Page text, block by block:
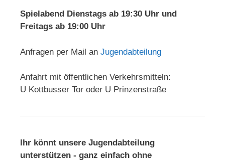
Spielabend Dienstags ab 19:30 Uhr und
Freitags ab 19:00 Uhr
Anfragen per Mail an Jugendabteilung
Anfahrt mit öffentlichen Verkehrsmitteln:
U Kottbusser Tor oder U Prinzenstraße
Ihr könnt unsere Jugendabteilung
unterstützen - ganz einfach ohne